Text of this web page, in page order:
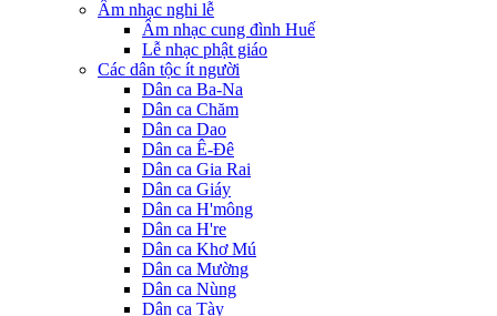
Âm nhạc nghi lễ
Âm nhạc cung đình Huế
Lễ nhạc phật giáo
Các dân tộc ít người
Dân ca Ba-Na
Dân ca Chăm
Dân ca Dao
Dân ca Ê-Đê
Dân ca Gia Rai
Dân ca Giáy
Dân ca H'mông
Dân ca H're
Dân ca Khơ Mú
Dân ca Mường
Dân ca Nùng
Dân ca Tày